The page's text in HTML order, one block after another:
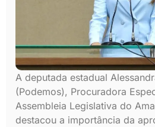
A deputada estadual
(Podemos), Procuradora
Assembleia Legislativa do
destacou a importância da